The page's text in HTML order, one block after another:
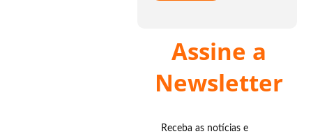
Assine a
Newsletter
Receba as notícias e